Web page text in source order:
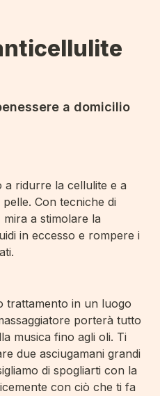
a domicilio
a ridurre la cellulite e a
Con tecniche di
mira a stimolare la
in eccesso e rompere i
trattamento in un luogo
porterà tutto
musica fino agli oli. Ti
due asciugamani grandi
di spogliarti con la
con ciò che ti fa